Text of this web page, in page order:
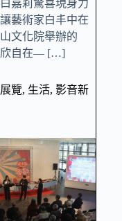
嘉莉驚喜現身力
藝術家白丰中在
文化院舉辦的
欣自在— […]
覽, 生活, 影音新